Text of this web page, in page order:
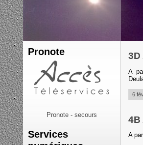
Pronote
Pronote - secours
Services
3D
A
6
4B
A